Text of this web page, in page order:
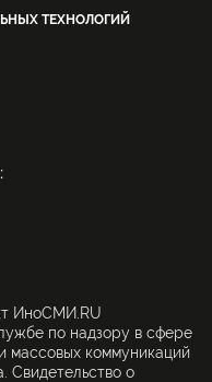
ТЕХНОЛОГИЙ
ИноСМИ.RU
по надзору в сфере
массовых коммуникаций
Свидетельство о